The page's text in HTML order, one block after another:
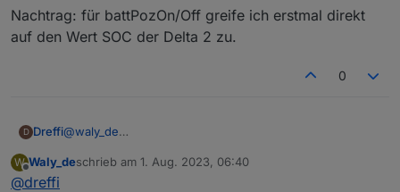
Nachtrag: für battPozOn/Off greife ich erstmal direkt
auf den Wert SOC der Delta 2 zu.
0
D Dreffi@waly_de
per Nachricht verschicken kann.
Die neue Version des Scripts funktioniert bei mir
W
Offline
Waly_deschrieb am 1. Aug. 2023, 06:40
zuletzt editiert von
@dreffi